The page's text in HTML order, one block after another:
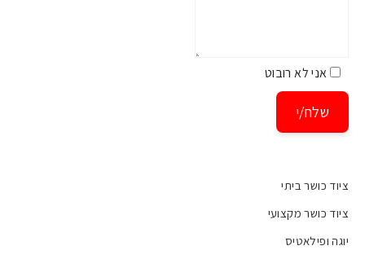
אני לא רובוט
שלח/י
ציוד כושר ביתי
ציוד כושר מקצועי
יוגה ופילאטיס